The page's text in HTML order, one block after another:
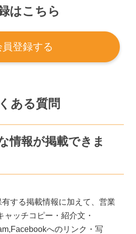
はこちら
員登録する
ある質問
情報が掲載できま
有する掲載情報に加えて、営業
ャッチコピー・紹介文・
へのリンク・写